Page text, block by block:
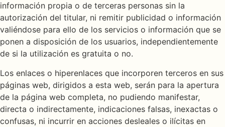
información propia o de terceras personas sin la
autorización del titular, ni remitir publicidad o información
valiéndose para ello de los servicios o información que se
ponen a disposición de los usuarios, independientemente
de si la utilización es gratuita o no.
Los enlaces o hiperenlaces que incorporen terceros en sus
páginas web, dirigidos a esta web, serán para la apertura
de la página web completa, no pudiendo manifestar,
directa o indirectamente, indicaciones falsas, inexactas o
confusas, ni incurrir en acciones desleales o ilícitas en